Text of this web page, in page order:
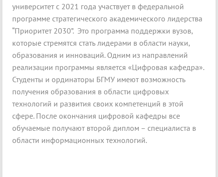
университет с 2021 года участвует в федеральной
программе стратегического академического лидерства
“Приоритет 2030”. Это программа поддержки вузов,
которые стремятся стать лидерами в области науки,
образования и инноваций. Одним из направлений
реализации программы является «Цифровая кафедра».
Студенты и ординаторы БГМУ имеют возможность
получения образования в области цифровых
технологий и развития своих компетенций в этой
сфере. После окончания цифровой кафедры все
обучаемые получают второй диплом – специалиста в
области информационных технологий.